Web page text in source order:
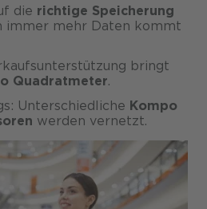
die richtige Speicherung
immer mehr Daten kommt
bringt
Quadratmeter.
Unter­schied­liche Kompo
ren werden vernetzt.